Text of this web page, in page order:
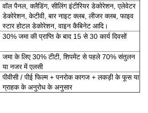
वॉल पैनल, क्लैडिंग, सीलिंग इंटीरियर डेकोरेशन, एलेवेटर
डेकोरेशन, केटीवी, बार नाइट क्लब, लीजर क्लब, फाइव
स्टार होटल डेकोरेशन, वाइन कैबिनेट आदि।
30% जमा की प्राप्ति के बाद 15 से 30 कार्य दिवसों
जमा के लिए 30% टीटी, शिपमेंट से पहले 70% संतुलन
या नजर में एलसी
पीवीसी / पीई फिल्म + पनरोक कागज + लकड़ी के फूस या
ग्राहक के अनुरोध के अनुसार